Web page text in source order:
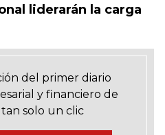
liderarán la carga
del primer diario
y financiero de
solo un clic